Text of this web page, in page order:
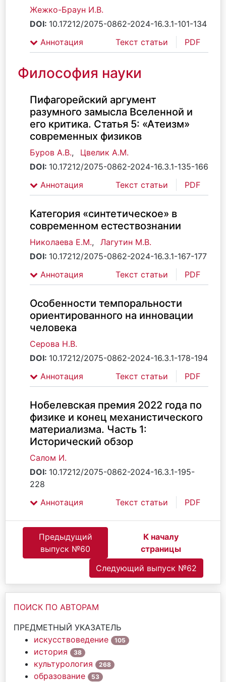
Жежко-Браун И.В.
DOI: 10.17212/2075-0862-2024-16.3.1-101-134
Аннотация
Текст статьи PDF
Философия науки
Пифагорейский аргумент
разумного замысла Вселенной и
его критика. Статья 5: «Атеизм»
современных физиков
Буров А.В.,
Цвелик А.М.
DOI: 10.17212/2075-0862-2024-16.3.1-135-166
Аннотация
Текст статьи PDF
Категория «синтетическое» в
современном естествознании
Николаева Е.М.,
Лагутин М.В.
DOI: 10.17212/2075-0862-2024-16.3.1-167-177
Аннотация
Текст статьи PDF
Особенности темпоральности
ориентированного на инновации
человека
Серова Н.В.
DOI: 10.17212/2075-0862-2024-16.3.1-178-194
Аннотация
Текст статьи PDF
Нобелевская премия 2022 года по
физике и конец механистического
материализма. Часть 1:
Исторический обзор
Салом И.
DOI: 10.17212/2075-0862-2024-16.3.1-195-
228
Аннотация
Текст статьи PDF
Предыдущий
выпуск №60
К началу
страницы
Следующий выпуск №62
ПОИСК ПО АВТОРАМ
ПРЕДМЕТНЫЙ УКАЗАТЕЛЬ
искусствоведение
105
история 38
культурология 268
образование 53